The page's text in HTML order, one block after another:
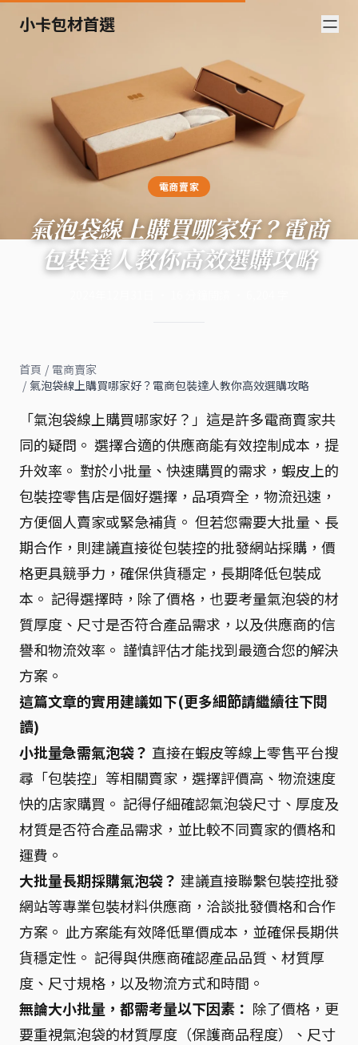
小卡包材首選
電商賣家
氣泡袋線上購買哪家好？電商
包裝達人教你高效選購攻略
首頁 / 電商賣家
/ 氣泡袋線上購買哪家好？電商包裝達人教你高效選購攻略
「氣泡袋線上購買哪家好？」這是許多電商賣家共
同的疑問。 選擇合適的供應商能有效控制成本，提
升效率。 對於小批量、快速購買的需求，蝦皮上的
包裝控零售店是個好選擇，品項齊全，物流迅速，
方便個人賣家或緊急補貨。 但若您需要大批量、長
期合作，則建議直接從包裝控的批發網站採購，價
格更具競爭力，確保供貨穩定，長期降低包裝成
本。 記得選擇時，除了價格，也要考量氣泡袋的材
質厚度、尺寸是否符合產品需求，以及供應商的信
譽和物流效率。 謹慎評估才能找到最適合您的解決
方案。
這篇文章的實用建議如下(更多細節請繼續往下閱
讀)
小批量急需氣泡袋？ 直接在蝦皮等線上零售平台搜
尋「包裝控」等相關賣家，選擇評價高、物流速度
快的店家購買。 記得仔細確認氣泡袋尺寸、厚度及
材質是否符合產品需求，並比較不同賣家的價格和
運費。
大批量長期採購氣泡袋？ 建議直接聯繫包裝控批發
網站等專業包裝材料供應商，洽談批發價格和合作
方案。 此方案能有效降低單價成本，並確保長期供
貨穩定性。 記得與供應商確認產品品質、材質厚
度、尺寸規格，以及物流方式和時間。
無論大小批量，都需考量以下因素： 除了價格，更
要重視氣泡袋的材質厚度（保護商品程度）、尺寸